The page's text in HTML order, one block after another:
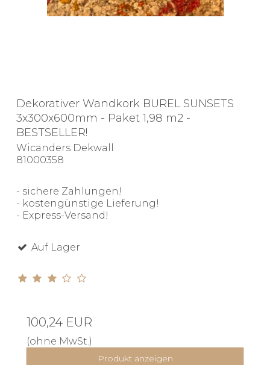
Dekorativer Wandkork BUREL SUNSETS
3x300x600mm - Paket 1,98 m2 -
BESTSELLER!
Wicanders Dekwall
81000358
- sichere Zahlungen!
- kostengünstige Lieferung!
- Express-Versand!
Auf Lager
100,24 EUR
(ohne MwSt.)
Produkt anzeigen